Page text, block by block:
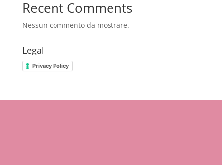
Recent Comments
Nessun commento da mostrare.
Legal
Privacy Policy